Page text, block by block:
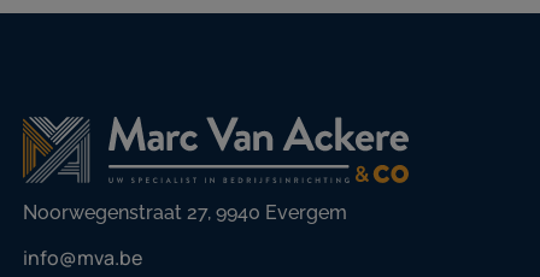
Noorwegenstraat 27, 9940 Evergem
info@mva.be